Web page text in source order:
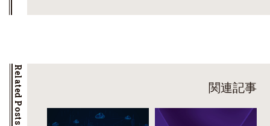
Related Posts 関連記事